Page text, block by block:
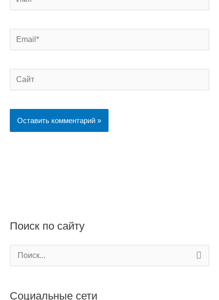
Email*
Сайт
Поиск по сайту
о
Социальные сети